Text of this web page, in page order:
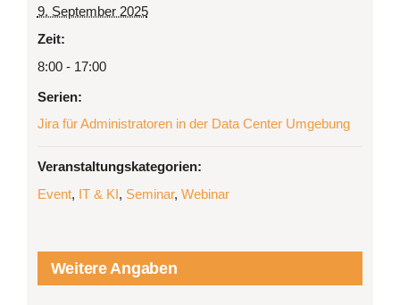
9. September 2025
Zeit:
8:00 - 17:00
Serien:
Jira für Administratoren in der Data Center Umgebung
Veranstaltungskategorien:
Event, IT & KI, Seminar, Webinar
Weitere Angaben